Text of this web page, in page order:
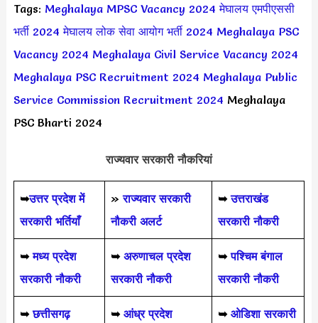
Tags: Meghalaya MPSC Vacancy 2024 मेघालय एमपीएससी
भर्ती 2024 मेघालय लोक सेवा आयोग भर्ती 2024 Meghalaya PSC
Vacancy 2024 Meghalaya Civil Service Vacancy 2024
Meghalaya PSC Recruitment 2024 Meghalaya Public
Service Commission Recruitment 2024 Meghalaya
PSC Bharti 2024
राज्यवार सरकारी नौकरियां
➥उत्तर प्रदेश में
सरकारी भर्तियाँ
»राज्यवार सरकारी
नौकरी अलर्ट
➥ उत्तराखंड
सरकारी नौकरी
➥ मध्य प्रदेश
सरकारी नौकरी
➥ अरुणाचल प्रदेश
सरकारी नौकरी
➥ पश्चिम बंगाल
सरकारी नौकरी
➥ छत्तीसगढ़
➥ आंध्र प्रदेश
➥ ओडिशा सरकारी